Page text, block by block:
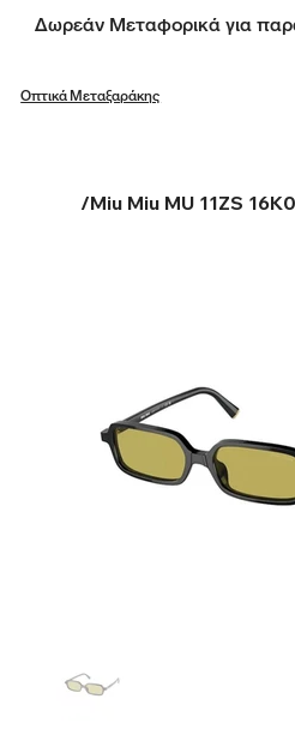
Δωρεάν Μεταφορικά για
Οπτικά Μεταξαράκης
/Miu Miu MU 11ZS